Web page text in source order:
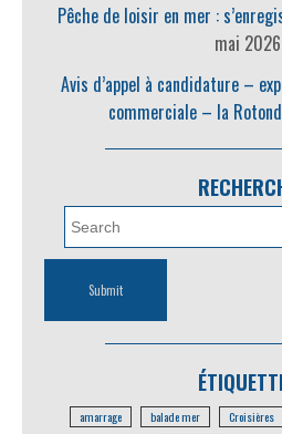
Pêche de loisir en mer :
mai 2026
Avis d’appel à candidature –
commerciale – la
amarrage balade mer Croisières